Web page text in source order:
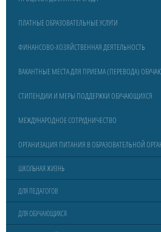
ПЛАТНЫЕ ОБРАЗОВАТЕЛЬНЫЕ УСЛУГИ
ФИНАНСОВО-ХОЗЯЙСТВЕННАЯ ДЕЯТЕЛЬНОСТЬ
ВАКАНТНЫЕ МЕСТА ДЛЯ ПРИЕМА (ПЕРЕВОДА)
СТИПЕНДИИ И МЕРЫ ПОДДЕРЖКИ ОБУЧАЮЩИХСЯ
МЕЖДУНАРОДНОЕ СОТРУДНИЧЕСТВО
ОРГАНИЗАЦИЯ ПИТАНИЯ В ОБРАЗОВАТЕЛЬНОЙ
ШКОЛЬНАЯ ЖИЗНЬ
ДЛЯ ПЕДАГОГОВ
ДЛЯ ОБУЧАЮЩИХСЯ